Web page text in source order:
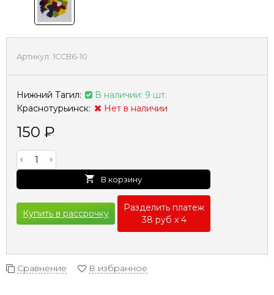
Артикул: 1CCB6-10
Нижний Тагил:
В наличии: 9 шт.
Краснотурьинск:
Нет в наличии
150 ₽
В корзину
Купить в рассрочку
Разделить платеж
38 руб х 4
Сравнение В избранное